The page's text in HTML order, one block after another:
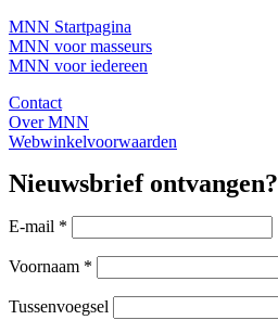
MNN Startpagina
MNN voor masseurs
MNN voor iedereen
Contact
Over MNN
Webwinkelvoorwaarden
Nieuwsbrief ontvangen?
E-mail *
Voornaam *
Tussenvoegsel